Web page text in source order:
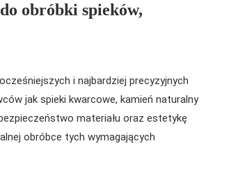
obróbki spieków,
i najbardziej precyzyjnych
jak spieki kwarcowe, kamień naturalny
materiału oraz estetykę
obróbce tych wymagających